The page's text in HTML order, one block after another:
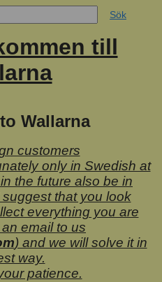
Sök
till
Wallarna
customers
only in Swedish at
the future also be in
that you look
everything you are
email to us
) and we will solve it in
way.
patience.